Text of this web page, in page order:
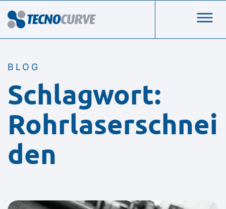
BLOG
Schlagwort:
Rohrlaserschnei
den